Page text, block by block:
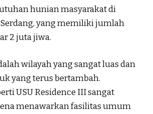
hunian masyarakat di
yang memiliki jumlah
2 juta jiwa.
wilayah yang sangat luas dan
yang terus bertambah.
USU Residence III sangat
menawarkan fasilitas umum